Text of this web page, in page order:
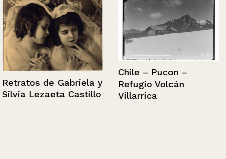
Retratos de Gabriela y
Silvia Lezaeta Castillo
Chile – Pucon –
Refugio Volcán
Villarrica